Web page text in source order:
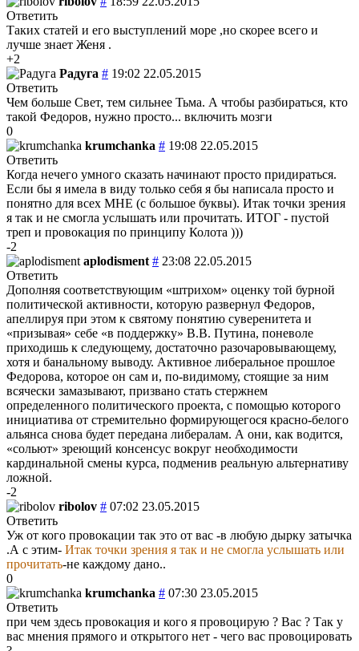
Ответить
Таких статей и его выступлений море ,но скорее всего и
лучше знает Женя .
+2
Радуга # 19:02 22.05.2015
Ответить
Чем больше Свет, тем сильнее Тьма. А чтобы разбираться, кто
такой Федоров, нужно просто... включить мозги
0
krumchanka # 19:08 22.05.2015
Ответить
Когда нечего умного сказать начинают просто придираться.
Если бы я имела в виду только себя я бы написала просто и
понятно для всех МНЕ (с большое буквы). Итак точки зрения
я так и не смогла услышать или прочитать. ИТОГ - пустой
треп и провокация по принципу Колота )))
-2
aplodisment # 23:08 22.05.2015
Ответить
Дополняя соответствующим «штрихом» оценку той бурной
политической активности, которую развернул Федоров,
апеллируя при этом к святому понятию суверенитета и
«призывая» себе «в поддержку» В.В. Путина, поневоле
приходишь к следующему, достаточно разочаровывающему,
хотя и банальному выводу. Активное либеральное прошлое
Федорова, которое он сам и, по-видимому, стоящие за ним
всячески замазывают, призвано стать стержнем
определенного политического проекта, с помощью которого
инициатива от стремительно формирующегося красно-белого
альянса снова будет передана либералам. А они, как водится,
«сольют» зреющий консенсус вокруг необходимости
кардинальной смены курса, подменив реальную альтернативу
ложной.
-2
ribolov # 07:02 23.05.2015
Ответить
Уж от кого провокации так это от вас -в любую дырку затычка
.А с этим- Итак точки зрения я так и не смогла услышать или
прочитать-не каждому дано..
0
krumchanka # 07:30 23.05.2015
Ответить
при чем здесь провокация и кого я провоцирую ? Вас ? Так у
вас мнения прямого и открытого нет - чего вас провоцировать